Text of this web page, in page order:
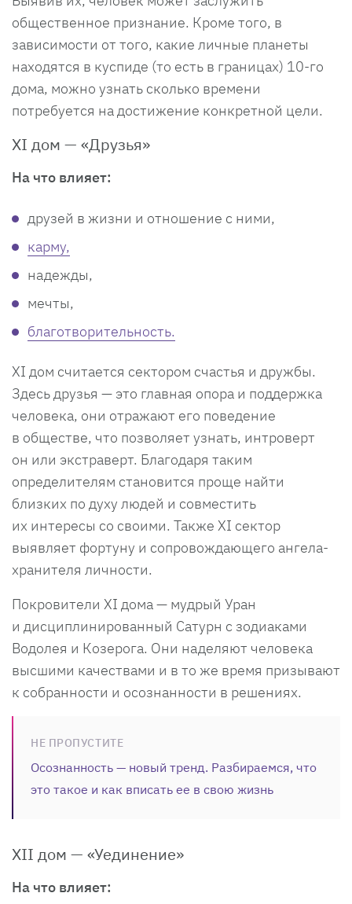
общественное признание. Кроме того, в
зависимости от того, какие личные планеты
находятся в куспиде (то есть в границах) 10-го
дома, можно узнать сколько времени
потребуется на достижение конкретной цели.
XI дом — «Друзья»
На что влияет:
друзей в жизни и отношение с ними,
карму,
надежды,
мечты,
благотворительность.
XI дом считается сектором счастья и дружбы.
Здесь друзья — это главная опора и поддержка
человека, они отражают его поведение
в обществе, что позволяет узнать, интроверт
он или экстраверт. Благодаря таким
определителям становится проще найти
близких по духу людей и совместить
их интересы со своими. Также XI сектор
выявляет фортуну и сопровождающего ангела-
хранителя личности.
Покровители XI дома — мудрый Уран
и дисциплинированный Сатурн с зодиаками
Водолея и Козерога. Они наделяют человека
высшими качествами и в то же время призывают
к собранности и осознанности в решениях.
НЕ ПРОПУСТИТЕ
Осознанность — новый тренд. Разбираемся, что
это такое и как вписать ее в свою жизнь
XII дом — «Уединение»
На что влияет: